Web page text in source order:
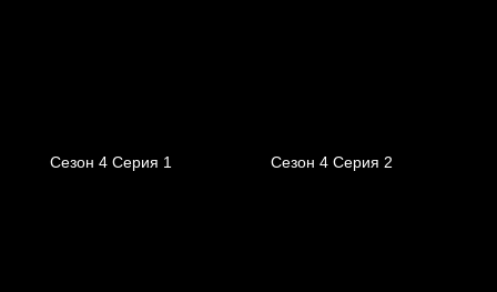
Сезон 4 Серия 1 Сезон 4 Серия 2